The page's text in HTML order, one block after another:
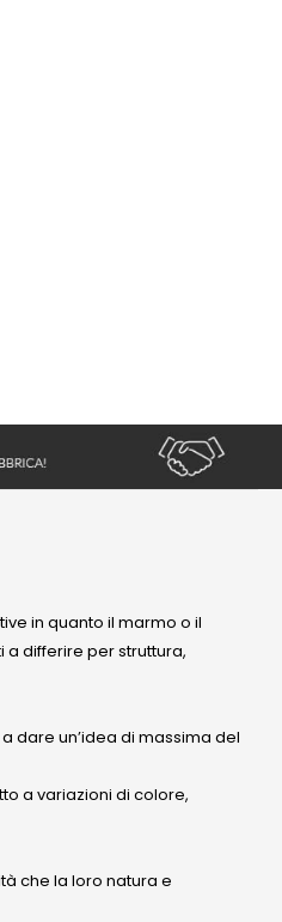
in quanto il marmo o il
differire per struttura,
dare un’idea di massima del
a variazioni di colore,
che la loro natura e